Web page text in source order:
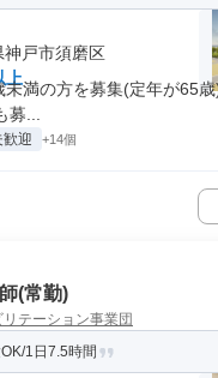
戸市須磨区
上
満の方を募集(定年が65
...
歓迎 +14個
(常勤)
テーション事業団
1日7.5時間